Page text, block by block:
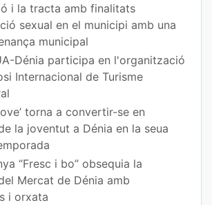
i la tracta amb finalitats
sexual en el municipi amb una
municipal
Dénia participa en l'organització
Internacional de Turisme
torna a convertir-se en
la joventut a Dénia en la seua
“Fresc i bo” obsequia la
Mercat de Dénia amb
i orxata